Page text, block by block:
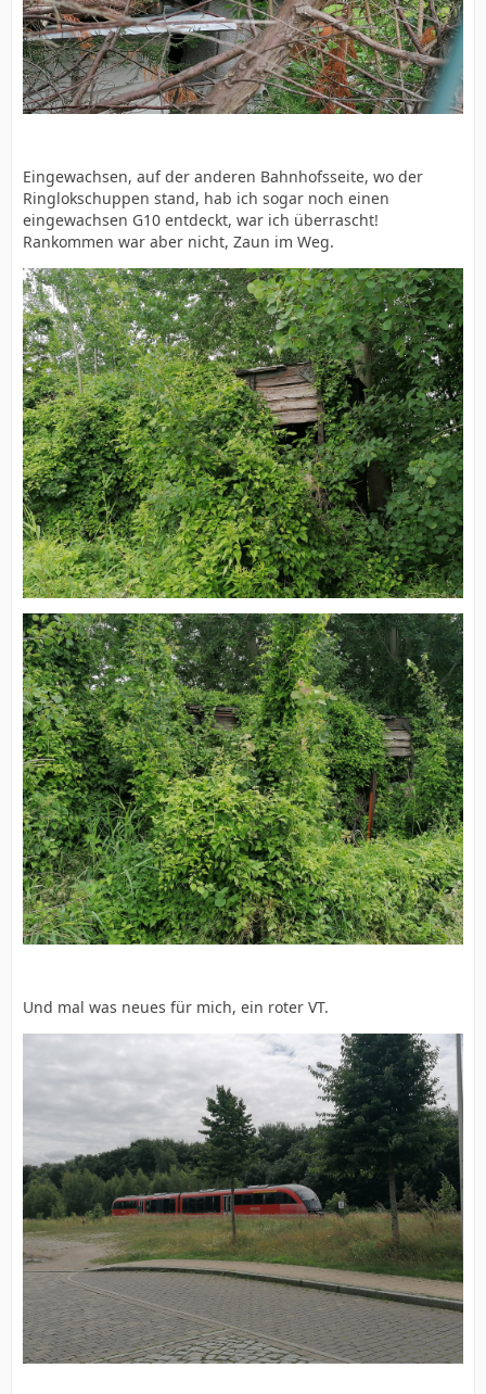
Eingewachsen, auf der anderen Bahnhofsseite, wo der
Ringlokschuppen stand, hab ich sogar noch einen
eingewachsen G10 entdeckt, war ich überrascht!
Rankommen war aber nicht, Zaun im Weg.
Und mal was neues für mich, ein roter VT.